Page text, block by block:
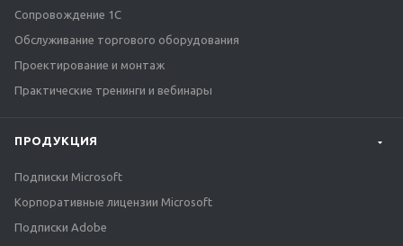
Сопровождение 1С
Обслуживание торгового оборудования
Проектирование и монтаж
Практические тренинги и вебинары
ПРОДУКЦИЯ
Подписки Microsoft
Корпоративные лицензии Microsoft
Подписки Adobe